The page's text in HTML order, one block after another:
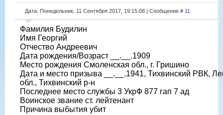
Дата: Понедельник, 11 Сентября 2017, 19:15:08 | Сообщение # 11
Фамилия Будилин
Имя Георгий
Отчество Андреевич
Дата рождения/Возраст __.__.1909
Место рождения Смоленская обл., г. Гришино
Дата и место призыва __.__.1941, Тихвинский РВК,
обл., Тихвинский р-н
Последнее место службы 3 УкрФ 877 гап 7 ад
Воинское звание ст. лейтенант
Причина выбытия убит